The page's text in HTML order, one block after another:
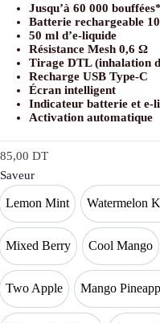
Jusqu’à 60 000 bouffées*
Batterie rechargeable
50 ml d’e-liquide
Résistance Mesh 0,6 Ω
Tirage DTL (inhalation
Recharge USB Type-C
Écran intelligent
Indicateur batterie et e-
Activation automatique
85,00 DT
Saveur
Lemon Mint
Lemon MintWatermelon
Mixed Berry
Mixed BerryCool Mango
Cool
Two Apple
Two AppleMango